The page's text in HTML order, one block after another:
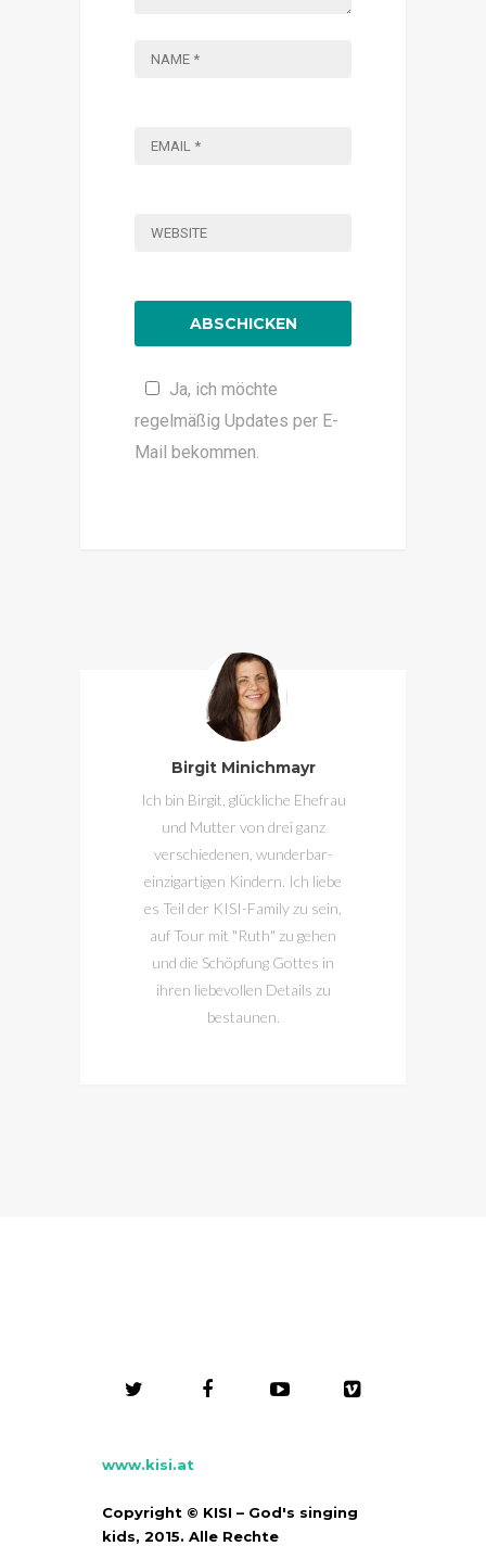
Ja, ich möchte
regelmäßig Updates per E-
Mail bekommen.
Birgit Minichmayr
Ich bin Birgit, glückliche Ehefrau
und Mutter von drei ganz
verschiedenen, wunderbar-
einzigartigen Kindern. Ich liebe
es Teil der KISI-Family zu sein,
auf Tour mit "Ruth" zu gehen
und die Schöpfung Gottes in
ihren liebevollen Details zu
bestaunen.
www.kisi.at
Copyright © KISI – God's singing
kids, 2015. Alle Rechte